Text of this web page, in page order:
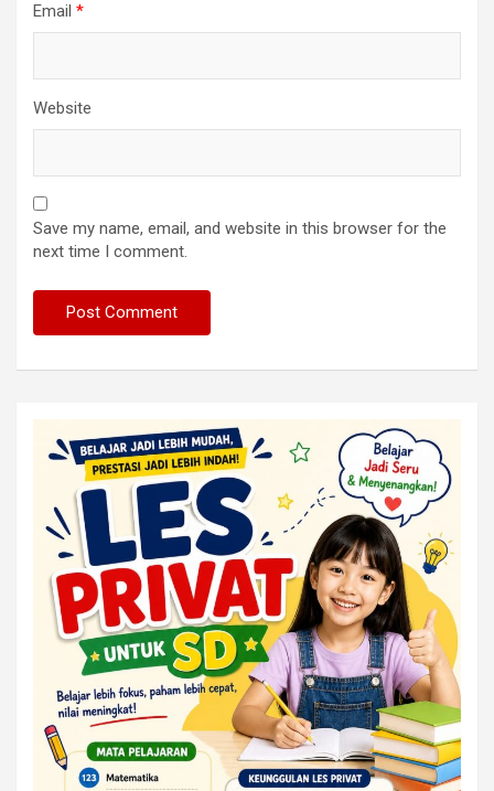
Email *
Website
Save my name, email, and website in this browser for the
next time I comment.